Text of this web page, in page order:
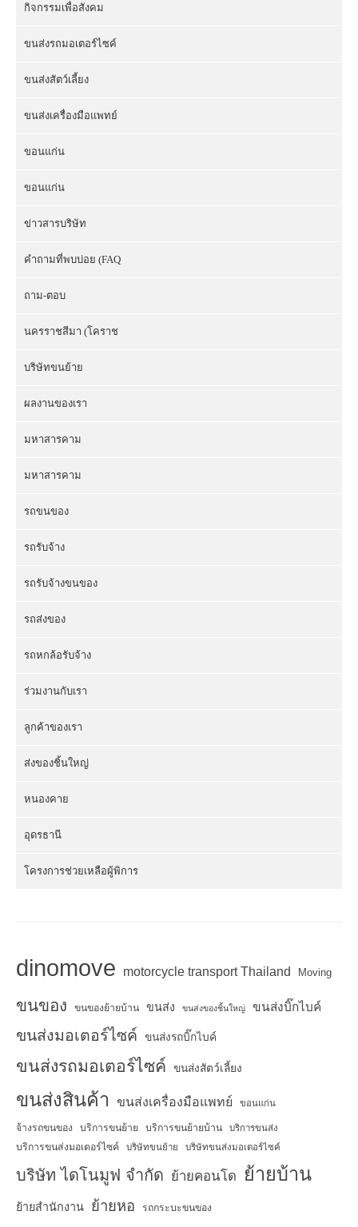
กิจกรรมเพื่อสังคม
ขนส่งรถมอเตอร์ไซค์
ขนส่งสัตว์เลี้ยง
ขนส่งเครื่องมือแพทย์
ขอนแก่น
ขอนแก่น
ข่าวสารบริษัท
คำถามที่พบบ่อย (FAQ
ถาม-ตอบ
นครราชสีมา (โคราช
บริษัทขนย้าย
ผลงานของเรา
มหาสารคาม
มหาสารคาม
รถขนของ
รถรับจ้าง
รถรับจ้างขนของ
รถส่งของ
รถหกล้อรับจ้าง
ร่วมงานกับเรา
ลูกค้าของเรา
ส่งของชิ้นใหญ่
หนองคาย
อุดรธานี
โครงการช่วยเหลือผู้พิการ
dinomove motorcycle transport Thailand Moving
ขนของ ขนของย้ายบ้าน ขนส่ง ขนส่งของชิ้นใหญ่ ขนส่งบิ๊กไบค์
ขนส่งมอเตอร์ไซค์ ขนส่งรถบิ๊กไบค์
ขนส่งรถมอเตอร์ไซค์ ขนส่งสัตว์เลี้ยง
ขนส่งสินค้า ขนส่งเครื่องมือแพทย์ ขอนแก่น
จ้างรถขนของ บริการขนย้าย บริการขนย้ายบ้าน บริการขนส่ง
บริการขนส่งมอเตอร์ไซค์ บริษัทขนย้าย บริษัทขนส่งมอเตอร์ไซค์
บริษัท ไดโนมูฟ จำกัด ย้ายคอนโด ย้ายบ้าน
ย้ายสำนักงาน ย้ายหอ รถกระบะขนของ